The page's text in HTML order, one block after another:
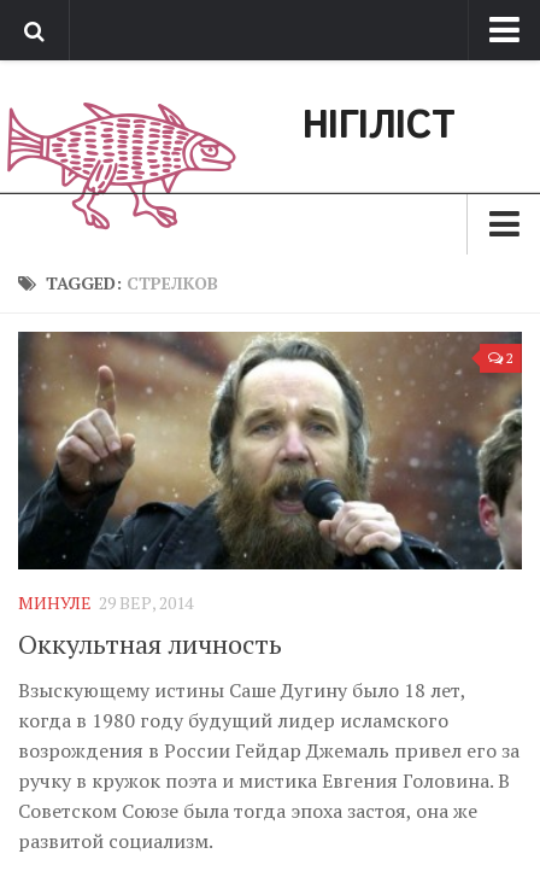
Обратная связь
Поддержать сайт
НІГІЛІСТ
Зараз
Позиція
Belles lettres
Агітатор
Музика революції
Цитати
Inter/antinational
TAGGED: СТРЕЛКОВ
2
МИНУЛЕ 29 ВЕР, 2014
Оккультная личность
Взыскующему истины Саше Дугину было 18 лет,
когда в 1980 году будущий лидер исламского
возрождения в России Гейдар Джемаль привел его за
ручку в кружок поэта и мистика Евгения Головина. В
Советском Союзе была тогда эпоха застоя, она же
развитой социализм.